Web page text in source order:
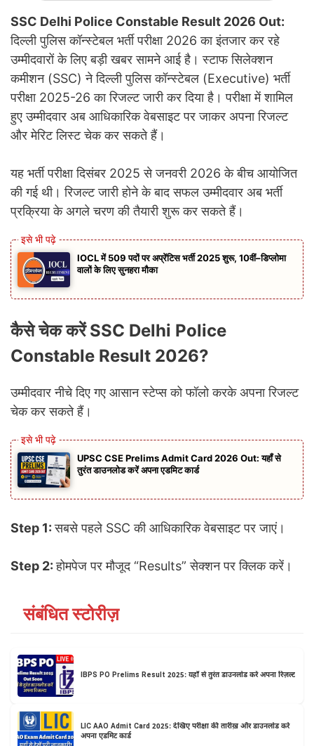
SSC Delhi Police Constable Result 2026 Out:
दिल्ली पुलिस कॉन्स्टेबल भर्ती परीक्षा 2026 का इंतजार कर रहे
उम्मीदवारों के लिए बड़ी खबर सामने आई है। स्टाफ सिलेक्शन
कमीशन (SSC) ने दिल्ली पुलिस कॉन्स्टेबल (Executive) भर्ती
परीक्षा 2025-26 का रिजल्ट जारी कर दिया है। परीक्षा में शामिल
हुए उम्मीदवार अब आधिकारिक वेबसाइट पर जाकर अपना रिजल्ट
और मेरिट लिस्ट चेक कर सकते हैं।
यह भर्ती परीक्षा दिसंबर 2025 से जनवरी 2026 के बीच आयोजित
की गई थी। रिजल्ट जारी होने के बाद सफल उम्मीदवार अब भर्ती
प्रक्रिया के अगले चरण की तैयारी शुरू कर सकते हैं।
IOCL में 509 पदों पर अप्रेंटिस भर्ती 2025 शुरू, 10वीं–डिप्लोमा
वालों के लिए सुनहरा मौका
कैसे चेक करें SSC Delhi Police
Constable Result 2026?
उम्मीदवार नीचे दिए गए आसान स्टेप्स को फॉलो करके अपना रिजल्ट
चेक कर सकते हैं।
UPSC CSE Prelims Admit Card 2026 Out: यहॉं से
तुरंत डाउनलोड करें अपना एडमिट कार्ड
Step 1:सबसे पहले SSC की आधिकारिक वेबसाइट पर जाएं।
Step 2:होमपेज पर मौजूद “Results” सेक्शन पर क्लिक करें।
संबंधित स्टोरीज़
IBPS PO Prelims Result 2025: यहाँ से तुरंत डाउनलोड करें अपना रिज़ल्ट
LIC AAO Admit Card 2025: देखिए परीक्षा की तारीख़ और डाउनलोड करें
अपना एडमिट कार्ड